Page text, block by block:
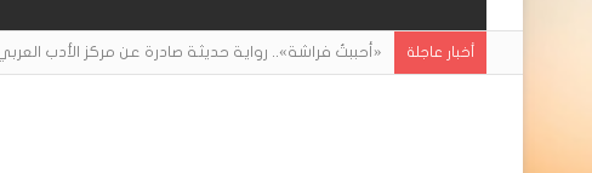
أخبار عاجلة أحمد مغربي يروي الوجه الخفي للحياة داخل بيئات